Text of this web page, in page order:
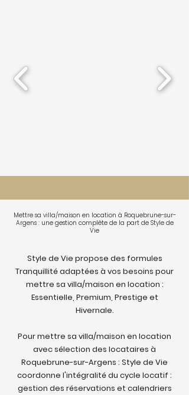
Mettre sa villa/maison en location à Roquebrune-sur-
Argens : une gestion complète de la part de Style de
Vie
Style de Vie propose des formules
Tranquillité adaptées à vos besoins pour
mettre sa villa/maison en location :
Essentielle, Premium, Prestige et
Hivernale.
Pour mettre sa villa/maison en location
avec sélection des locataires à
Roquebrune-sur-Argens : Style de Vie
coordonne l'intégralité du cycle locatif :
gestion des réservations et calendriers